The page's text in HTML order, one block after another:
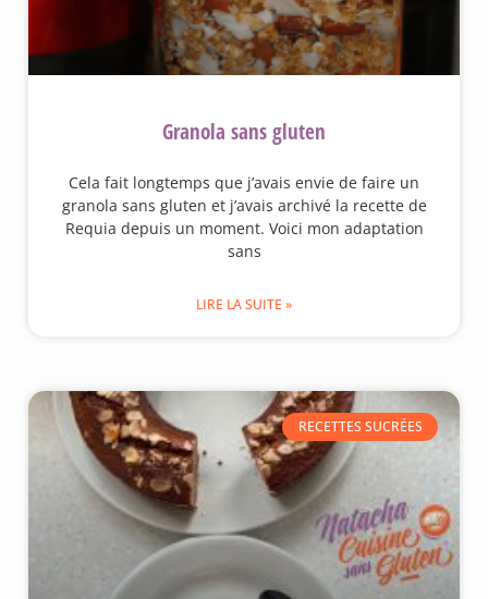
Granola sans gluten
Cela fait longtemps que j’avais envie de faire un
granola sans gluten et j’avais archivé la recette de
Requia depuis un moment. Voici mon adaptation
sans
LIRE LA SUITE »
RECETTES SUCRÉES